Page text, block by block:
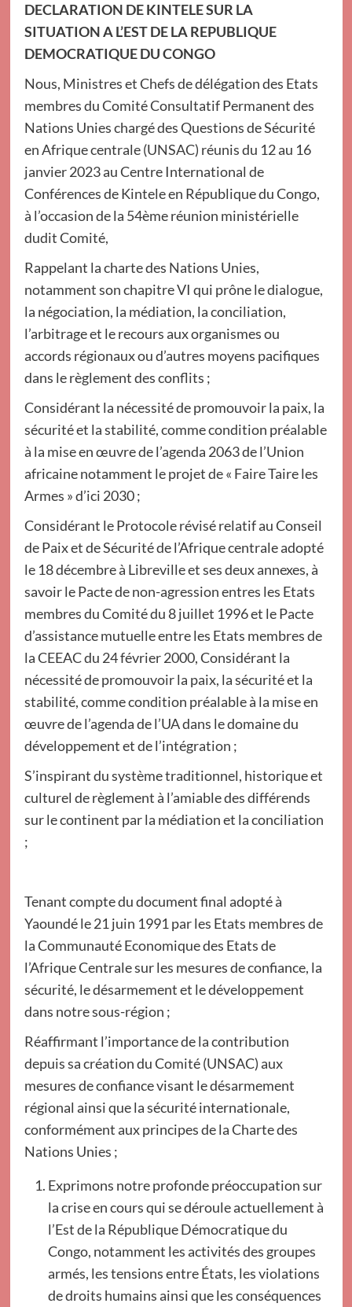
DECLARATION DE KINTELE SUR LA
SITUATION A L’EST DE LA REPUBLIQUE
DEMOCRATIQUE DU CONGO
Nous, Ministres et Chefs de délégation des Etats
membres du Comité Consultatif Permanent des
Nations Unies chargé des Questions de Sécurité
en Afrique centrale (UNSAC) réunis du 12 au 16
janvier 2023 au Centre International de
Conférences de Kintele en République du Congo,
à l’occasion de la 54ème réunion ministérielle
dudit Comité,
Rappelant la charte des Nations Unies,
notamment son chapitre VI qui prône le dialogue,
la négociation, la médiation, la conciliation,
l’arbitrage et le recours aux organismes ou
accords régionaux ou d’autres moyens pacifiques
dans le règlement des conflits ;
Considérant la nécessité de promouvoir la paix, la
sécurité et la stabilité, comme condition préalable
à la mise en œuvre de l’agenda 2063 de l’Union
africaine notamment le projet de « Faire Taire les
Armes » d’ici 2030 ;
Considérant le Protocole révisé relatif au Conseil
de Paix et de Sécurité de l’Afrique centrale adopté
le 18 décembre à Libreville et ses deux annexes, à
savoir le Pacte de non-agression entres les Etats
membres du Comité du 8 juillet 1996 et le Pacte
d’assistance mutuelle entre les Etats membres de
la CEEAC du 24 février 2000, Considérant la
nécessité de promouvoir la paix, la sécurité et la
stabilité, comme condition préalable à la mise en
œuvre de l’agenda de l’UA dans le domaine du
développement et de l’intégration ;
S’inspirant du système traditionnel, historique et
culturel de règlement à l’amiable des différends
sur le continent par la médiation et la conciliation
;
Tenant compte du document final adopté à
Yaoundé le 21 juin 1991 par les Etats membres de
la Communauté Economique des Etats de
l’Afrique Centrale sur les mesures de confiance, la
sécurité, le désarmement et le développement
dans notre sous-région ;
Réaffirmant l’importance de la contribution
depuis sa création du Comité (UNSAC) aux
mesures de confiance visant le désarmement
régional ainsi que la sécurité internationale,
conformément aux principes de la Charte des
Nations Unies ;
Exprimons notre profonde préoccupation sur
la crise en cours qui se déroule actuellement à
l’Est de la République Démocratique du
Congo, notamment les activités des groupes
armés, les tensions entre États, les violations
de droits humains ainsi que les conséquences